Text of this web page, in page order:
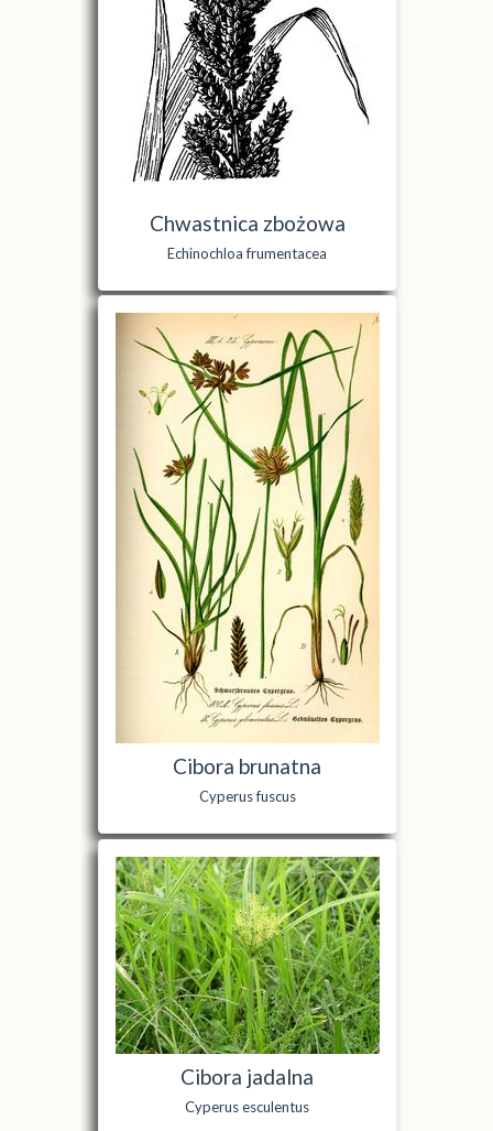
Chwastnica zbożowa
Echinochloa frumentacea
Cibora brunatna
Cyperus fuscus
Cibora jadalna
Cyperus esculentus